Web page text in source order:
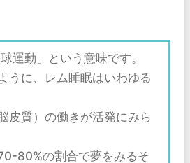
運動」という意味です。
うに、レム睡眠はいわゆる
皮質）の働きが活発にみら
80%の割合で夢をみるそ